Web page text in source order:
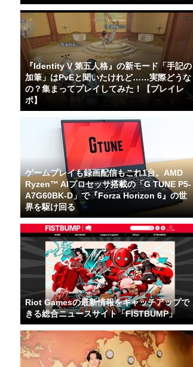
『Identity V 第五人格』の新モード「手記の
加筆」はPvEと聞いたけれど……実際どうな
の？集まってプレイしてみた！【プレイレ
ポ】
ゲームプレイも録画配信もこれ1台。AMD
Ryzen™ AIプロセッサ搭載の「G TUNE P5-
A7G60BK-D」で『Forza Horizon 6』の世
界を駆け回る
Riot Gamesの最新情報をキャッチアップで
きる総合ニュースサイト「FISTBUMP」